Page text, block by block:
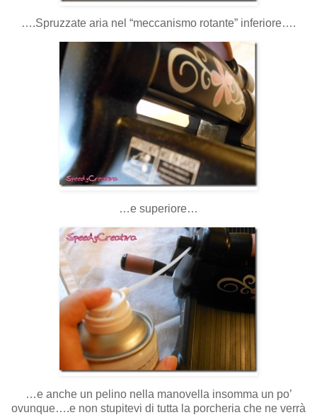
….Spruzzate aria nel “meccanismo rotante” inferiore….
…e superiore…
…e anche un pelino nella manovella insomma un po’
ovunque….e non stupitevi di tutta la porcheria che ne verrà